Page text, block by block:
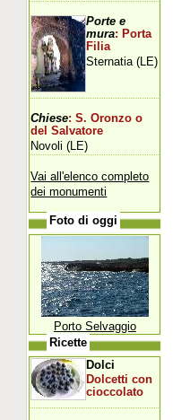
Porte e
mura: Porta
Filia
Sternatia (LE)
Chiese: S. Oronzo o
del Salvatore
Novoli (LE)
Vai all'elenco completo
dei monumenti
Foto di oggi
Porto Selvaggio
Ricette
Dolci
Dolcetti con
cioccolato